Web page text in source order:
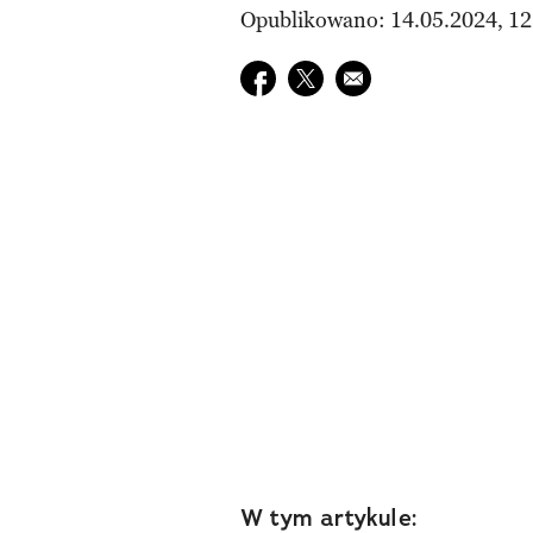
Opublikowano: 14.05.2024,
Udostępnij na facebook
Udostępnij na twitter
E-mail do przyjaciela
W tym artykule: